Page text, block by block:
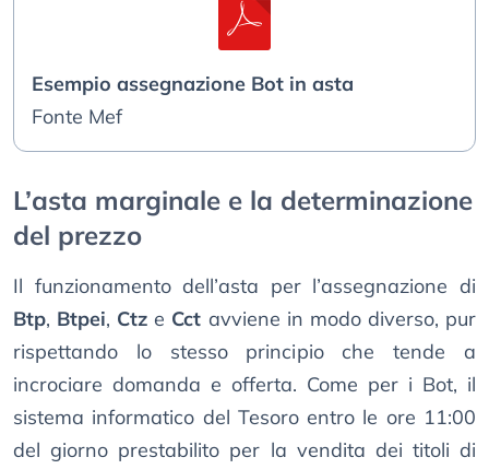
Esempio assegnazione Bot in asta
Fonte Mef
L’asta marginale e la determinazione
del prezzo
Il funzionamento dell’asta per l’assegnazione di
Btp, Btpei, Ctz e Cct avviene in modo diverso, pur
rispettando lo stesso principio che tende a
incrociare domanda e offerta. Come per i Bot, il
sistema informatico del Tesoro entro le ore 11:00
del giorno prestabilito per la vendita dei titoli di